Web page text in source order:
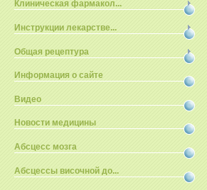
Клиническая фармакол...
Инструкции лекарстве...
Общая рецептура
Информация о сайте
Видео
Новости медицины
Абсцесс мозга
Абсцессы височной до...